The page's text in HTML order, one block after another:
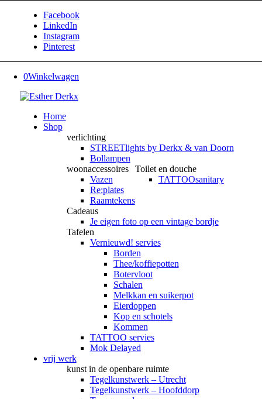
Facebook
LinkedIn
Instagram
Pinterest
0Winkelwagen
Home
Shop
verlichting
STREETlights by Derkx & van Doorn
Bollampen
woonaccessoires
Vazen
Re:plates
Raamtekens
Toilet en douche
TATTOOsanitary
Cadeaus
Je eigen foto op een vintage bordje
Tafelen
Vernieuwd! servies
Borden
Thee/koffiepotten
Botervloot
Schalen
Melkkan en suikerpot
Eierdoppen
Kop en schotels
Kommen
TATTOO servies
Mok Delayed
vrij werk
kunst in de openbare ruimte
Tegelkunstwerk – Utrecht
Tegelkunstwerk – Hoofddorp